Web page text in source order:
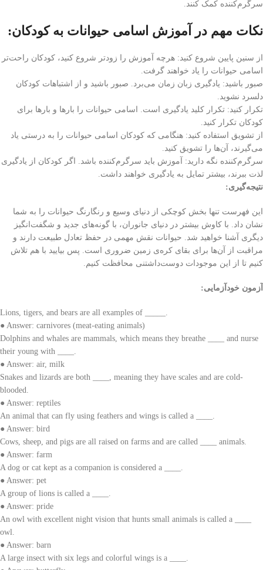
سرگرم‌کننده کمک کنند.
نکات مهم در آموزش اسامی حیوانات به کودکان:
از سنین پایین شروع کنید: هرچه آموزش را زودتر شروع کنید، کودکان راحت‌تر
اسامی حیوانات را یاد خواهند گرفت.
صبور باشید: یادگیری زبان زمان می‌برد. صبور باشید و از اشتباهات کودکان
دلسرد نشوید.
تکرار کنید: تکرار کلید یادگیری است. اسامی حیوانات را بارها و بارها برای
کودکان تکرار کنید.
از تشویق استفاده کنید: هنگامی که کودکان اسامی حیوانات را به درستی یاد
می‌گیرند، آن‌ها را تشویق کنید.
سرگرم‌کننده نگه دارید: آموزش باید سرگرم‌کننده باشد. اگر کودکان از یادگیری
لذت ببرند، بیشتر تمایل به یادگیری خواهند داشت.
نتیجه‌گیری:
این فهرست تنها بخش کوچکی از دنیای وسیع و رنگارنگ حیوانات را به شما
نشان داد. با کاوش بیشتر در دنیای جانوران، با گونه‌های جدید و شگفت‌انگیز
دیگری آشنا خواهید شد. حیوانات نقش مهمی در حفظ تعادل طبیعت دارند و
مراقبت از آن‌ها برای بقای کره‌ی زمین ضروری است. پس بیایید با هم تلاش
کنیم تا از این موجودات دوست‌داشتنی محافظت کنیم.
آزمون خودآزمایی:
Lions, tigers, and bears are all examples of _____.
● Answer: carnivores (meat-eating animals)
Dolphins and whales are mammals, which means they breathe ____ and nurse
their young with ____.
● Answer: air, milk
Snakes and lizards are both ____, meaning they have scales and are cold-
blooded.
● Answer: reptiles
An animal that can fly using feathers and wings is called a ____.
● Answer: bird
Cows, sheep, and pigs are all raised on farms and are called ____ animals.
● Answer: farm
A dog or cat kept as a companion is considered a ____.
● Answer: pet
A group of lions is called a ____.
● Answer: pride
An owl with excellent night vision that hunts small animals is called a ____
owl.
● Answer: barn
A large insect with six legs and colorful wings is a ____.